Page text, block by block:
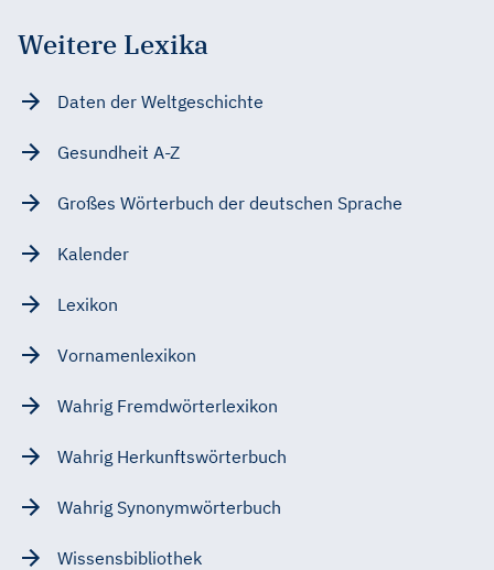
Weitere Lexika
Daten der Weltgeschichte
Gesundheit A-Z
Großes Wörterbuch der deutschen Sprache
Kalender
Lexikon
Vornamenlexikon
Wahrig Fremdwörterlexikon
Wahrig Herkunftswörterbuch
Wahrig Synonymwörterbuch
Wissensbibliothek